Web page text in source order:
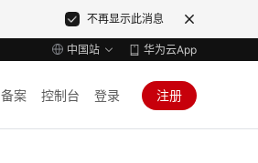
不再显示此消息
中国站 华为云App
备案 控制台 登录 注册